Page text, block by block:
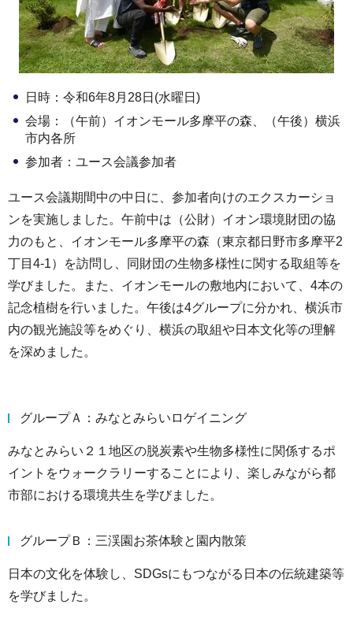
日時：令和6年8月28日(水曜日)
会場：（午前）イオンモール多摩平の森、（午後）横浜
市内各所
参加者：ユース会議参加者
ユース会議期間中の中日に、参加者向けのエクスカーショ
ンを実施しました。午前中は（公財）イオン環境財団の協
力のもと、イオンモール多摩平の森（東京都日野市多摩平2
丁目4-1）を訪問し、同財団の生物多様性に関する取組等を
学びました。また、イオンモールの敷地内において、4本の
記念植樹を行いました。午後は4グループに分かれ、横浜市
内の観光施設等をめぐり、横浜の取組や日本文化等の理解
を深めました。
グループＡ：みなとみらいロゲイニング
みなとみらい２１地区の脱炭素や生物多様性に関係するポ
イントをウォークラリーすることにより、楽しみながら都
市部における環境共生を学びました。
グループＢ：三渓園お茶体験と園内散策
日本の文化を体験し、SDGsにもつながる日本の伝統建築等
を学びました。